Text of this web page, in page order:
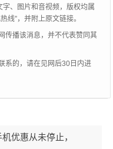
字、图片和音视频，版权均属
线”，并附上原文链接。
传播该消息，并不代表赞同其
系的，请在见网后30日内进
优惠从未停止，